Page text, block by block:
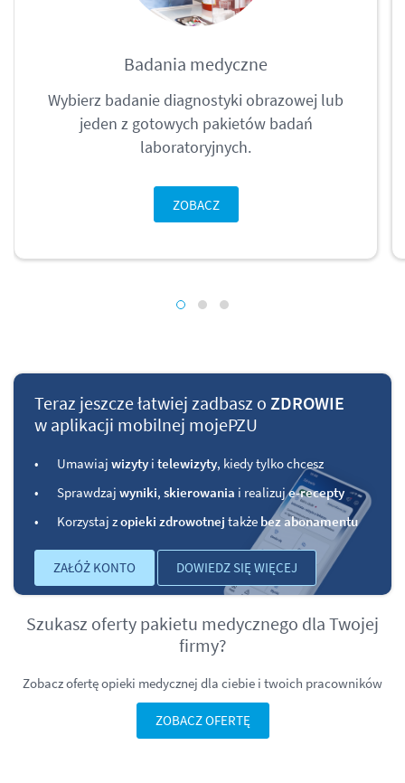
Badania medyczne
Wybierz badanie diagnostyki obrazowej lub
jeden z gotowych pakietów badań
laboratoryjnych.
ZOBACZ
Teraz jeszcze łatwiej zadbasz o ZDROWIE
w aplikacji mobilnej mojePZU
Umawiajwizyty itelewizyty, kiedy tylko chcesz
Sprawdzajwyniki,skierowania i realizuje-recepty
Korzystaj zopieki zdrowotnejtakże bez abonamentu
ZAŁÓŻ KONTO DOWIEDZ SIĘ WIĘCEJ
Szukasz oferty pakietu medycznego dla Twojej
firmy?
Zobacz ofertę opieki medycznej dla ciebie i twoich pracowników
ZOBACZ OFERTĘ